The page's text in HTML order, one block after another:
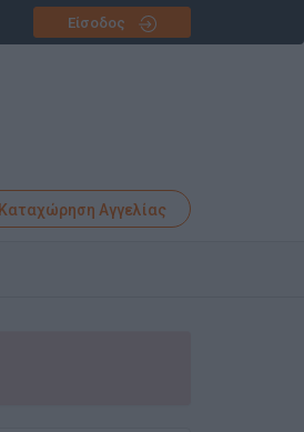
Είσοδος
Καταχώρηση Αγγελίας